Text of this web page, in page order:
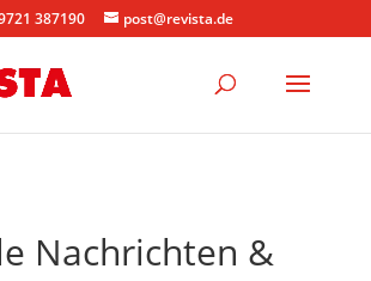
387190 post@revista.de
Nachrichten &